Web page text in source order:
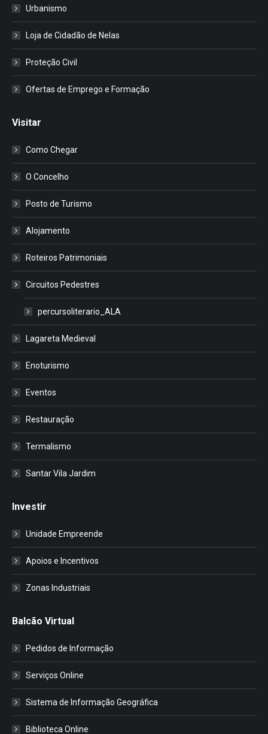
Urbanismo
Loja de Cidadão de Nelas
Proteção Civil
Ofertas de Emprego e Formação
Visitar
Como Chegar
O Concelho
Posto de Turismo
Alojamento
Roteiros Patrimoniais
Circuitos Pedestres
percursoliterario_ALA
Lagareta Medieval
Enoturismo
Eventos
Restauração
Termalismo
Santar Vila Jardim
Investir
Unidade Empreende
Apoios e Incentivos
Zonas Industriais
Balcão Virtual
Pedidos de Informação
Serviços Online
Sistema de Informação Geográfica
Biblioteca Online